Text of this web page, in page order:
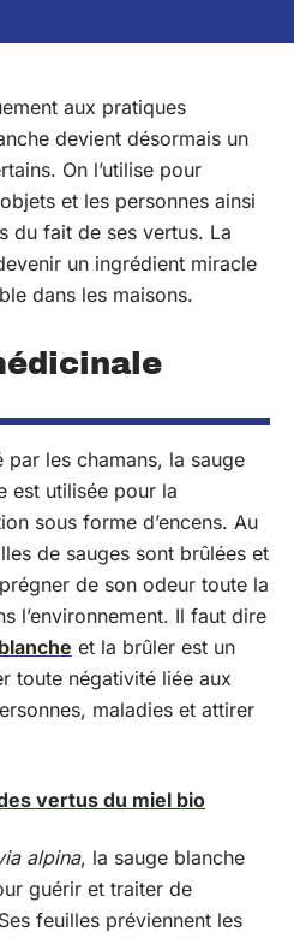
aux pratiques
devient désormais un
On l’utilise pour
et les personnes ainsi
du fait de ses vertus. La
un ingrédient miracle
dans les maisons.
par les chamans, la sauge
est utilisée pour la
sous forme d’encens. Au
de sauges sont brûlées et
de son odeur toute la
l’environnement. Il faut dire
et la brûler est un
toute négativité liée aux
maladies et attirer
vertus du miel bio
alpina, la sauge blanche
guérir et traiter de
feuilles préviennent les